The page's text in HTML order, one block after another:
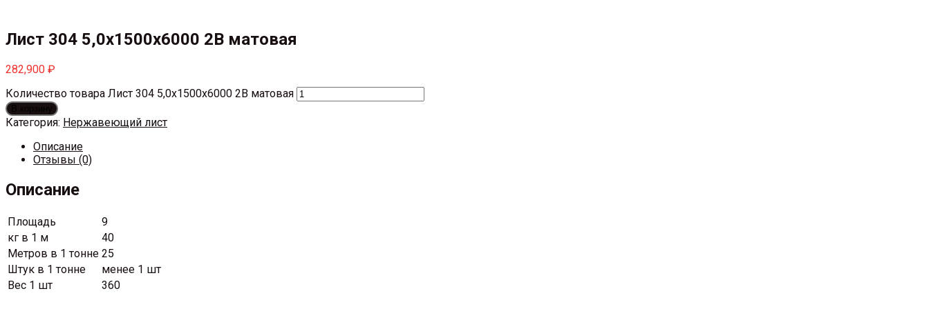
Лист 304 5,0х1500х6000 2В матовая
282,900 ₽
Количество товара Лист 304 5,0х1500х6000 2В матовая
В корзину
Категория: Нержавеющий лист
Описание
Отзывы (0)
Описание
Площадь
9
кг в 1 м
40
Метров в 1 тонне 25
Штук в 1 тонне
менее 1 шт
Вес 1 шт
360